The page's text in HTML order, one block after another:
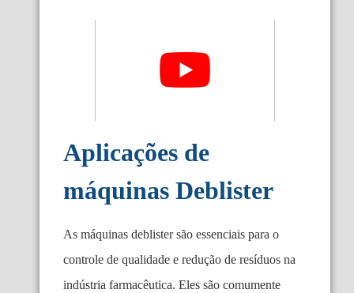
Aplicações de
máquinas Deblister
As máquinas deblister são essenciais para o
controle de qualidade e redução de resíduos na
indústria farmacêutica. Eles são comumente